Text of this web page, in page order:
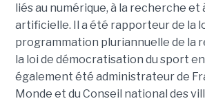
liés au numérique, à la recherche
artificielle. Il a été rapporteur de la
programmation pluriannuelle de la
la loi de démocratisation du sport en
également été administrateur de
Monde et du Conseil national des